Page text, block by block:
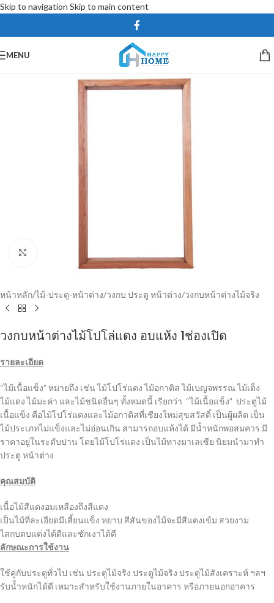
Skip to navigation Skip to main content
MENU
หน้าหลัก/ไม้-ประตู-หน้าต่าง/วงกบ ประตู หน้าต่าง/วงกบหน้าต่างไม้จริง
วงกบหน้าต่างไม้โปโล่แดง อบแห้ง 1ช่องเปิด
รายละเอียด
“ไม้เนื้อแข็ง” หมายถึง เช่น ไม้โปโร่แดง ไม้อกาติส ไม้เบญจพรรณ ไม้เต็ง
ไม้แดง ไม้มะค่า และไม้ชนิดอื่นๆ ทั้งหมดนี้ เรียกว่า “ไม้เนื้อแข็ง” ประตูไม้
เนื้อแข็ง คือไม้โปโร่แดงและไม้อกาติสที่เชียงใหม่สุขสวัสดิ์ เป็นผู้ผลิต เป็น
ไม้ประเภทไม่แข็งและไม่อ่อนเกิน สามารถอบแห้งได้ มีน้ำหนักพอสมควร มี
ราคาอยู่ในระดับปาน โดยไม้โปโร่แดง เป็นไม้ทางมาเลเซีย นิยมนำมาทำ
ประตู หน้าต่าง
คุณสมบัติ
เนื้อไม้สีแดงอมเหลืองถึงสีแดง
เป็นไม้ที่ละเอียดมีเสี้ยนแข็ง หยาบ สีสันของไม้จะมีสีแดงเข้ม สวยงาม
ไสกบตบแต่งได้ดีและชักเงาได้ดี
ลักษณะการใช้งาน
ใช้คู่กับประตูทั่วไป เช่น ประตูไม้จริง ประตูไม้จริง ประตูไม้สังเคราะห์ ฯลฯ
รับน้ำหนักได้ดี เหมาะสำหรับใช้งานภายในอาคาร หรือภายนอกอาคาร